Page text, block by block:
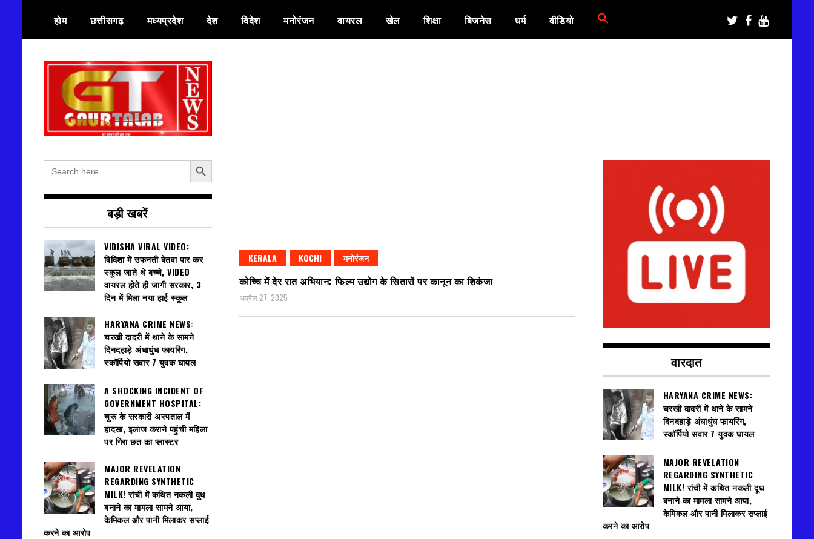
content
होम छत्तीसगढ़ मध्यप्रदेश देश विदेश मनोरंजन वायरल खेल शिक्षा बिजनेस धर्म वीडियो
गौरतलब न्यूज
KERALA KOCHI मनोरंजन
कोच्चि में देर रात अभियान: फिल्म उद्योग के सितारों पर कानून का शिकंजा
अप्रैल 27, 2025
Search
for:
Search Button
बड़ी खबरें
VIDISHA VIRAL VIDEO:
विदिशा में उफनती बेतवा पार कर
स्कूल जाते थे बच्चे, VIDEO
वायरल होते ही जागी सरकार, 3
दिन में मिला नया हाई स्कूल
HARYANA CRIME NEWS:
चरखी दादरी में थाने के सामने
दिनदहाड़े अंधाधुंध फायरिंग,
स्कॉर्पियो सवार 7 युवक घायल
A SHOCKING INCIDENT OF
GOVERNMENT HOSPITAL:
चूरू के सरकारी अस्पताल में
हादसा, इलाज कराने पहुंची महिला
पर गिरा छत का प्लास्टर
MAJOR REVELATION
REGARDING SYNTHETIC
MILK! रांची में कथित नकली दूध
बनाने का मामला सामने आया,
केमिकल और पानी मिलाकर सप्लाई
करने का आरोप
वारदात
HARYANA CRIME NEWS:
चरखी दादरी में थाने के सामने
दिनदहाड़े अंधाधुंध फायरिंग,
स्कॉर्पियो सवार 7 युवक घायल
MAJOR REVELATION
REGARDING SYNTHETIC
MILK! रांची में कथित नकली दूध
बनाने का मामला सामने आया,
केमिकल और पानी मिलाकर सप्लाई
करने का आरोप